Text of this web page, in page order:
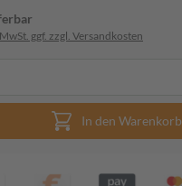
ggf. zzgl. Versandkosten
In den Warenkorb